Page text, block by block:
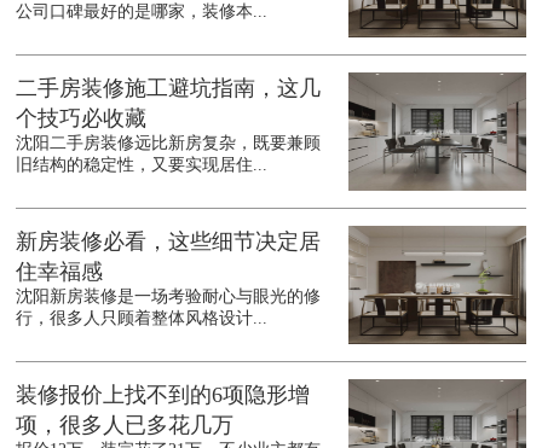
公司口碑最好的是哪家，装修本...
二手房装修施工避坑指南，这几
个技巧必收藏
沈阳二手房装修远比新房复杂，既要兼顾
旧结构的稳定性，又要实现居住...
新房装修必看，这些细节决定居
住幸福感
沈阳新房装修是一场考验耐心与眼光的修
行，很多人只顾着整体风格设计...
装修报价上找不到的6项隐形增
项，很多人已多花几万